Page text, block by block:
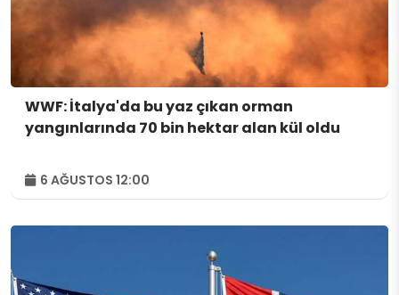
WWF: İtalya'da bu yaz çıkan orman
yangınlarında 70 bin hektar alan kül oldu
6 AĞUSTOS 12:00